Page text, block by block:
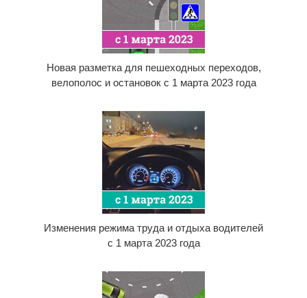
Новая разметка для пешеходных переходов,
велополос и остановок с 1 марта 2023 года
Изменения режима труда и отдыха водителей
с 1 марта 2023 года